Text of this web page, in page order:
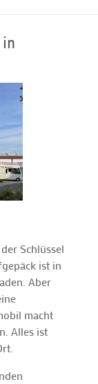
in
Schlüssel
ist in
Aber
macht
Alles ist